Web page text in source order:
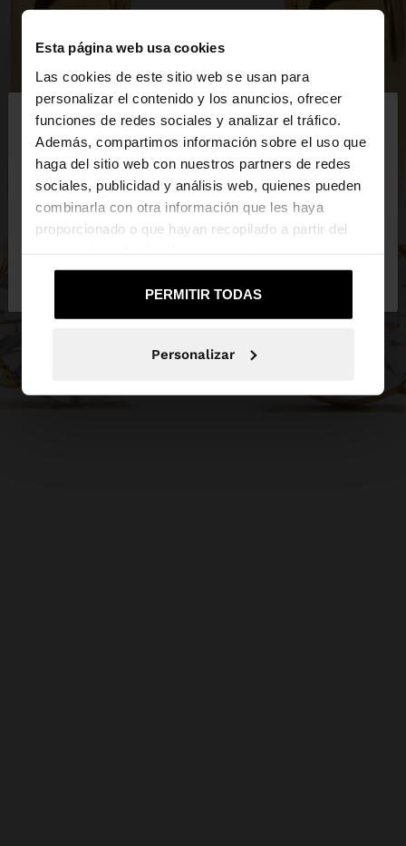
Esta página web usa cookies
Las cookies de este sitio web se usan para
personalizar el contenido y los anuncios, ofrecer
funciones de redes sociales y analizar el tráfico.
Además, compartimos información sobre el uso que
haga del sitio web con nuestros partners de redes
sociales, publicidad y análisis web, quienes pueden
combinarla con otra información que les haya
proporcionado o que hayan recopilado a partir del
PERMITIR TODAS
Personalizar
hola
Estás accediendo a la web de España. ¿Quieres ir a
la web de United States?